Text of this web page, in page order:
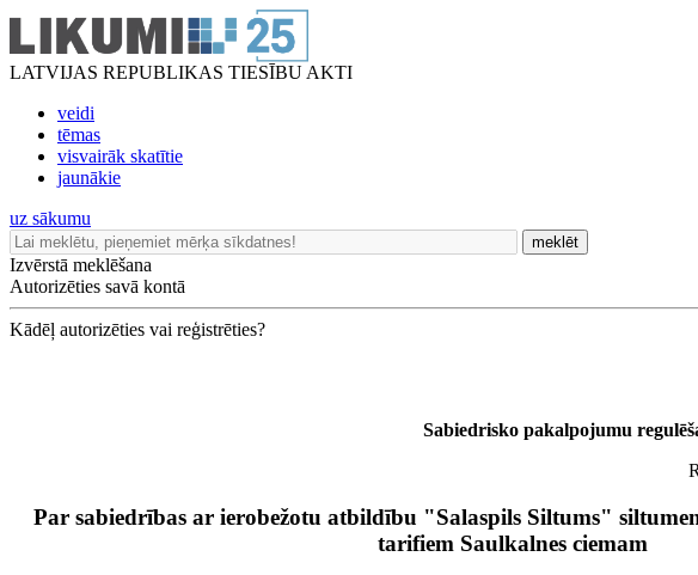
LATVIJAS REPUBLIKAS TIESĪBU AKTI
veidi
tēmas
visvairāk skatītie
jaunākie
uz sākumu
meklēt
Izvērstā meklēšana
Autorizēties savā kontā
Kādēļ autorizēties vai reģistrēties?
Sabiedrisko pakalpojumu
Par sabiedrības ar ierobežotu atbildību "Salaspils Siltums"
tarifiem Saulkalnes ciemam